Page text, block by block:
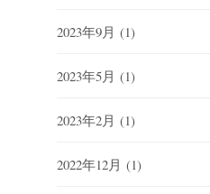
2023年9月 (1)
2023年5月 (1)
2023年2月 (1)
2022年12月 (1)